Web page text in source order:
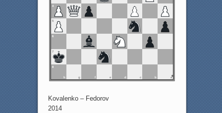
4
5
6
7
8
h g e d c b a
Kovalenko – Fedorov
2014